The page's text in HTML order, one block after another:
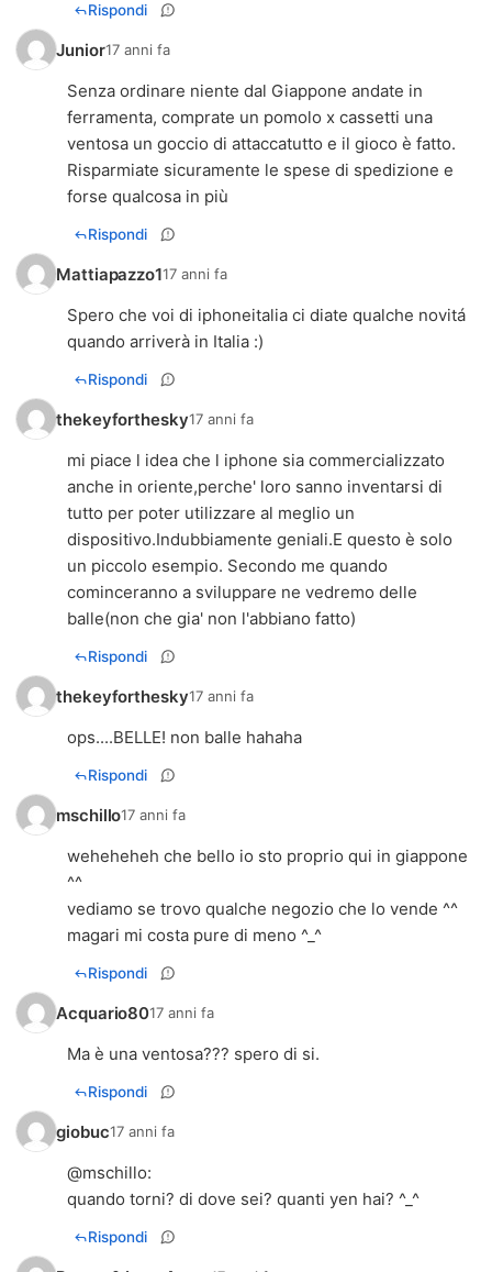
Rispondi
Junior17 anni fa
Senza ordinare niente dal Giappone andate in
ferramenta, comprate un pomolo x cassetti una
ventosa un goccio di attaccatutto e il gioco è fatto.
Risparmiate sicuramente le spese di spedizione e
forse qualcosa in più
Rispondi
Mattiapazzo117 anni fa
Spero che voi di iphoneitalia ci diate qualche novitá
quando arriverà in Italia :)
Rispondi
thekeyforthesky17 anni fa
mi piace l idea che l iphone sia commercializzato
anche in oriente,perche' loro sanno inventarsi di
tutto per poter utilizzare al meglio un
dispositivo.Indubbiamente geniali.E questo è solo
un piccolo esempio. Secondo me quando
cominceranno a sviluppare ne vedremo delle
balle(non che gia' non l'abbiano fatto)
Rispondi
thekeyforthesky17 anni fa
ops....BELLE! non balle hahaha
Rispondi
mschillo17 anni fa
weheheheh che bello io sto proprio qui in giappone
^^
vediamo se trovo qualche negozio che lo vende ^^
magari mi costa pure di meno ^_^
Rispondi
Acquario8017 anni fa
Ma è una ventosa??? spero di si.
Rispondi
giobuc17 anni fa
@mschillo:
quando torni? di dove sei? quanti yen hai? ^_^
Rispondi